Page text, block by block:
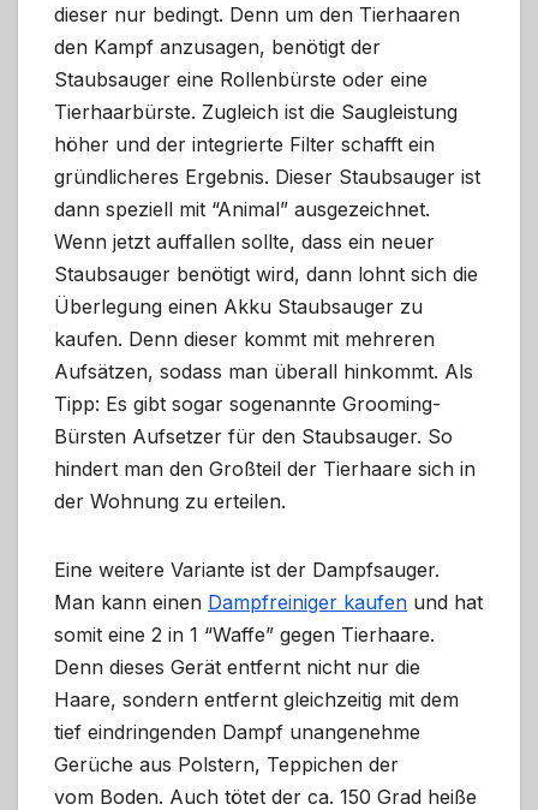
dieser nur bedingt. Denn um den Tierhaaren
den Kampf anzusagen, benötigt der
Staubsauger eine Rollenbürste oder eine
Tierhaarbürste. Zugleich ist die Saugleistung
höher und der integrierte Filter schafft ein
gründlicheres Ergebnis. Dieser Staubsauger ist
dann speziell mit “Animal” ausgezeichnet.
Wenn jetzt auffallen sollte, dass ein neuer
Staubsauger benötigt wird, dann lohnt sich die
Überlegung einen Akku Staubsauger zu
kaufen. Denn dieser kommt mit mehreren
Aufsätzen, sodass man überall hinkommt. Als
Tipp: Es gibt sogar sogenannte Grooming-
Bürsten Aufsetzer für den Staubsauger. So
hindert man den Großteil der Tierhaare sich in
der Wohnung zu erteilen.
Eine weitere Variante ist der Dampfsauger.
Man kann einen Dampfreiniger kaufen und hat
somit eine 2 in 1 “Waffe” gegen Tierhaare.
Denn dieses Gerät entfernt nicht nur die
Haare, sondern entfernt gleichzeitig mit dem
tief eindringenden Dampf unangenehme
Gerüche aus Polstern, Teppichen der
vom Boden. Auch tötet der ca. 150 Grad heiße